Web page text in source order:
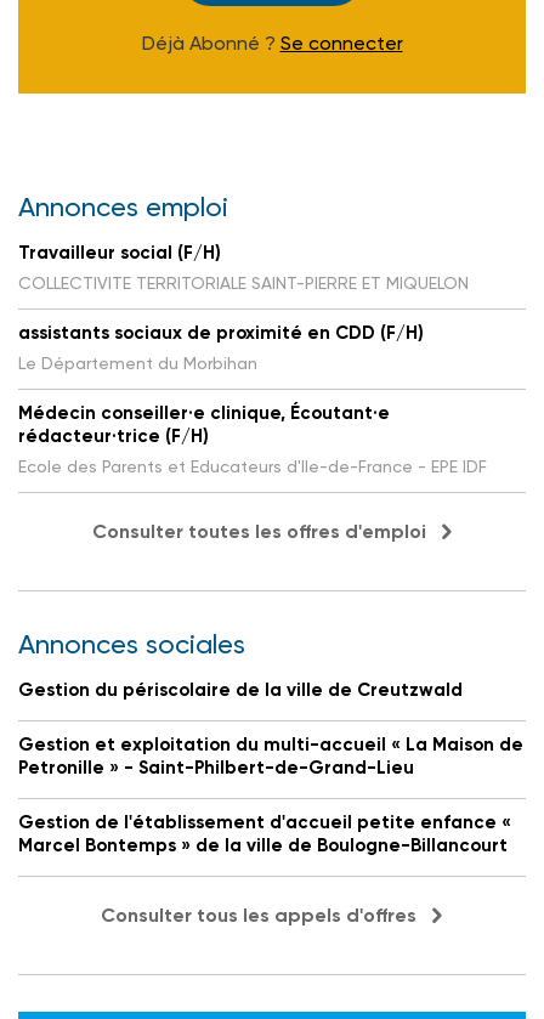
Déjà Abonné ? Se connecter
Annonces emploi
Travailleur social (F/H)
COLLECTIVITE TERRITORIALE SAINT-PIERRE ET MIQUELON
assistants sociaux de proximité en CDD (F/H)
Le Département du Morbihan
Médecin conseiller·e clinique, Écoutant·e
rédacteur·trice (F/H)
Ecole des Parents et Educateurs d'Ile-de-France - EPE IDF
Consulter toutes les offres d'emploi
Annonces sociales
Gestion du périscolaire de la ville de Creutzwald
Gestion et exploitation du multi-accueil « La Maison de
Petronille » - Saint-Philbert-de-Grand-Lieu
Gestion de l'établissement d'accueil petite enfance «
Marcel Bontemps » de la ville de Boulogne-Billancourt
Consulter tous les appels d'offres